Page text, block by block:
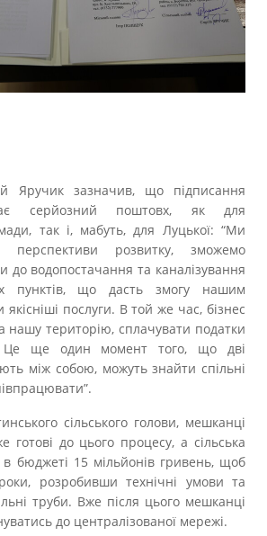
Яручик зазначив, що підписання
серйозний поштовх, як для
так і, мабуть, для Луцької: “Ми
перспективи розвитку, зможемо
до водопостачання та каналізування
пунктів, що дасть змогу нашим
послуги. В той же час, бізнес
нашу територію, сплачувати податки
Це ще один момент того, що дві
між собою, можуть знайти спільні
сільського голови, мешканці
готові до цього процесу, а сільська
бюджеті 15 мільйонів гривень, щоб
розробивши технічні умови та
труби. Вже після цього мешканці
до централізованої мережі.